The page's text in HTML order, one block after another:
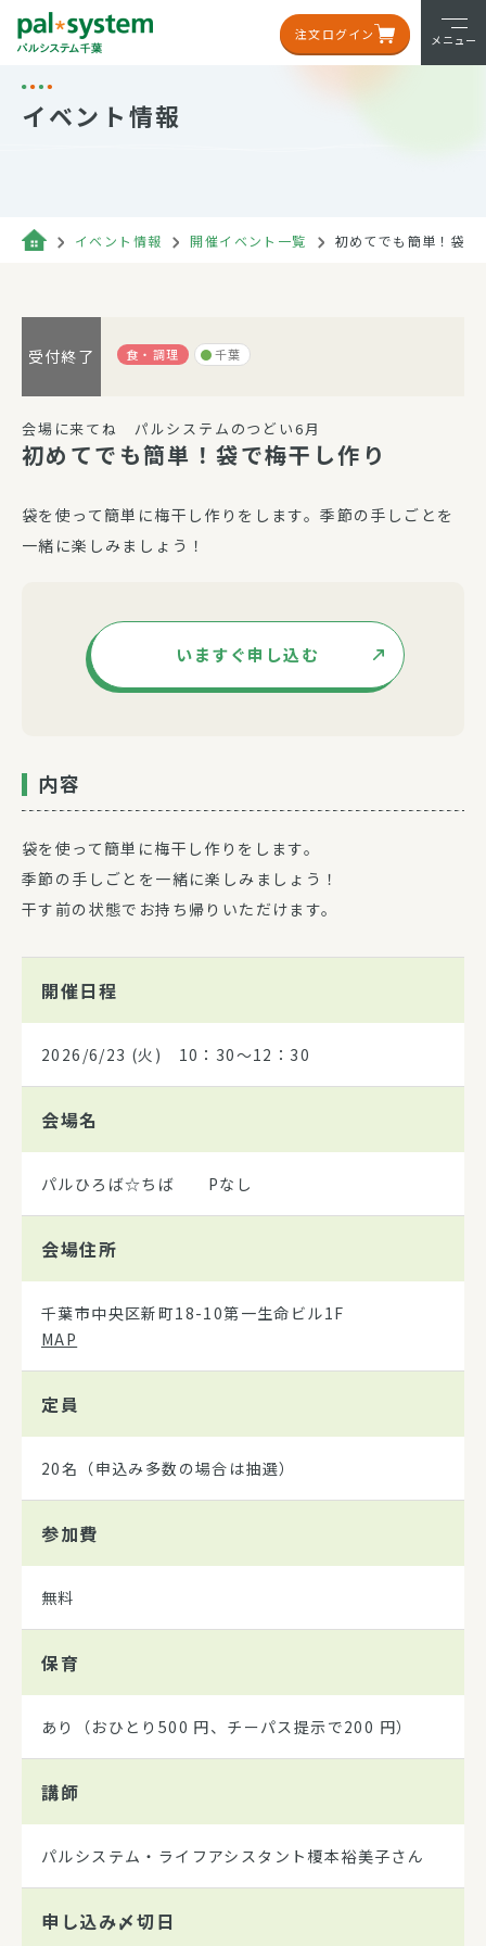
注文ログイン メニュー
イベント情報
イベント情報 開催イベント一覧 初めてでも簡単！袋で
受付終了 食・調理 千葉
会場に来てね パルシステムのつどい6月
初めてでも簡単！袋で梅干し作り
袋を使って簡単に梅干し作りをします。季節の手しごとを
一緒に楽しみましょう！
いますぐ申し込む
内容
袋を使って簡単に梅干し作りをします。
季節の手しごとを一緒に楽しみましょう！
干す前の状態でお持ち帰りいただけます。
開催日程
2026/6/23 (火) 10：30～12：30
会場名
パルひろば☆ちば Pなし
会場住所
千葉市中央区新町18-10第一生命ビル1F
MAP
定員
20名（申込み多数の場合は抽選）
参加費
無料
保育
あり（おひとり500 円、チーパス提示で200 円）
講師
パルシステム・ライフアシスタント榎本裕美子さん
申し込み〆切日